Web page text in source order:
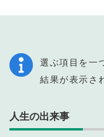
選ぶ項目を一
結果が表示さ
人生の出来事